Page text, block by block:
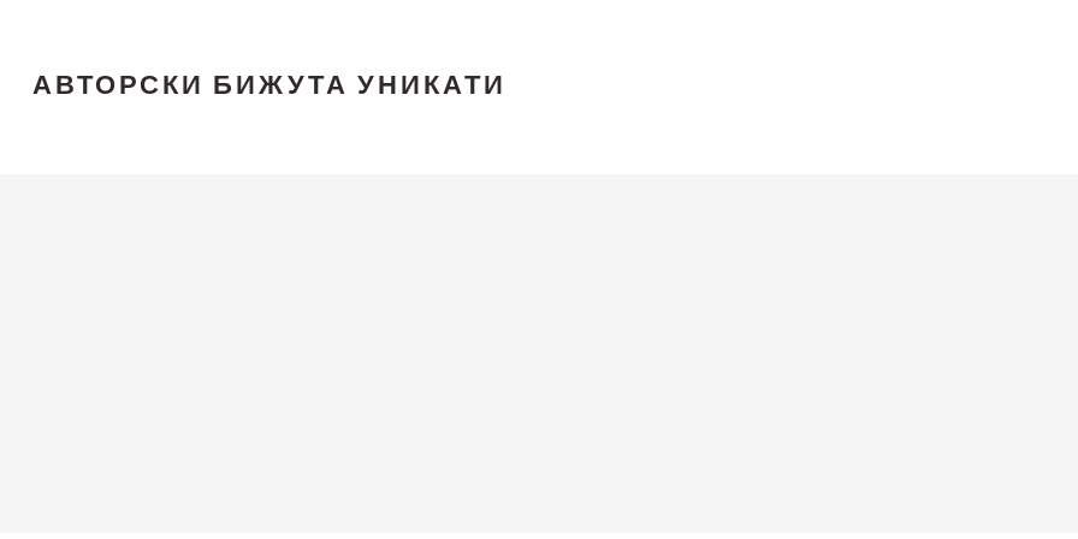
АВТОРСКИ БИЖУТА УНИКАТИ